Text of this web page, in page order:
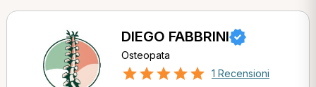
DIEGO FABBRINI
Osteopata
1 Recensioni